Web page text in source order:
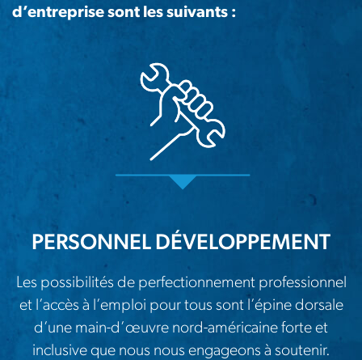
d’entreprise sont les suivants :
PERSONNEL DÉVELOPPEMENT
Les possibilités de perfectionnement professionnel
et l’accès à l’emploi pour tous sont l’épine dorsale
d’une main-d’œuvre nord-américaine forte et
inclusive que nous nous engageons à soutenir.